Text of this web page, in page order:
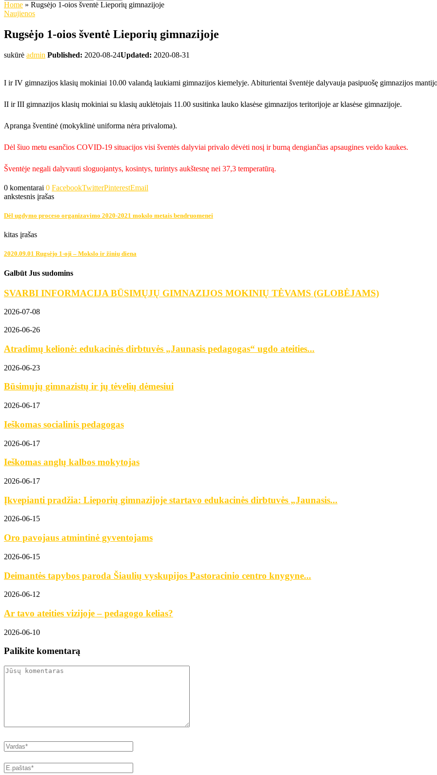
Home » Rugsėjo 1-oios šventė Lieporių gimnazijoje
Naujienos
Rugsėjo 1-oios šventė Lieporių gimnazijoje
sukūrė admin Published: 2020-08-24Updated: 2020-08-31
I ir IV gimnazijos klasių mokiniai 10.00 valandą laukiami gimnazijos kiemelyje. Abiturientai šventėje dalyvauja pasipuošę gimnazijos
II ir III gimnazijos klasių mokiniai su klasių auklėtojais 11.00 susitinka lauko klasėse gimnazijos teritorijoje ar klasėse gimnazijoje.
Apranga šventinė (mokyklinė uniforma nėra privaloma).
Dėl šiuo metu esančios COVID-19 situacijos visi šventės dalyviai privalo dėvėti nosį ir burną dengiančias apsaugines veido kaukes.
Šventėje negali dalyvauti sloguojantys, kosintys, turintys aukštesnę nei 37,3 temperatūrą.
0 komentarai 0 FacebookTwitterPinterestEmail
ankstesnis įrašas
Dėl ugdymo proceso organizavimo 2020-2021 mokslo metais bendruomenei
kitas įrašas
2020.09.01 Rugsėjo 1-oji – Mokslo ir žinių diena
Galbūt Jus sudomins
SVARBI INFORMACIJA BŪSIMŲJŲ GIMNAZIJOS MOKINIŲ TĖVAMS (GLOBĖJAMS)
2026-07-08
2026-06-26
Atradimų kelionė: edukacinės dirbtuvės „Jaunasis pedagogas“ ugdo ateities...
2026-06-23
Būsimųjų gimnazistų ir jų tėvelių dėmesiui
2026-06-17
Ieškomas socialinis pedagogas
2026-06-17
Ieškomas anglų kalbos mokytojas
2026-06-17
Įkvepianti pradžia: Lieporių gimnazijoje startavo edukacinės dirbtuvės „Jaunasis...
2026-06-15
Oro pavojaus atmintinė gyventojams
2026-06-15
Deimantės tapybos paroda Šiaulių vyskupijos Pastoracinio centro knygyne...
2026-06-12
Ar tavo ateities vizijoje – pedagogo kelias?
2026-06-10
Palikite komentarą